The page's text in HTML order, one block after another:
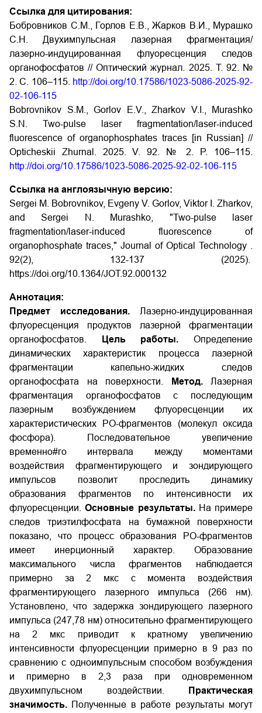
Ссылка для цитирования:
Бобровников С.М., Горлов Е.В., Жарков В.И., Мурашко
С.Н. Двухимпульсная лазерная фрагментация/
лазерно-индуцированная флуоресценция следов
органофосфатов // Оптический журнал. 2025. Т. 92. №
2. С. 106–115. http://doi.org/10.17586/1023-5086-2025-92-
02-106-115
Bobrovnikov S.M., Gorlov E.V., Zharkov V.I., Murashko
S.N. Two-pulse laser fragmentation/laser-induced
fluorescence of organophosphates traces [in Russian] //
Opticheskii Zhurnal. 2025. V. 92. № 2. P. 106–115.
http://doi.org/10.17586/1023-5086-2025-92-02-106-115
Ссылка на англоязычную версию:
Sergei M. Bobrovnikov, Evgeny V. Gorlov, Viktor I. Zharkov,
and Sergei N. Murashko, "Two-pulse laser
fragmentation/laser-induced fluorescence of
organophosphate traces," Journal of Optical Technology .
92(2), 132-137 (2025).
https://doi.org/10.1364/JOT.92.000132
Аннотация:
Предмет исследования. Лазерно-индуцированная
флуоресценция продуктов лазерной фрагментации
органофосфатов.
Цель работы. Определение
динамических характеристик процесса лазерной
фрагментации капельно-жидких следов
органофосфата на поверхности.
Метод.Лазерная
фрагментация органофосфатов с последующим
лазерным возбуждением флуоресценции их
характеристических PO-фрагментов (молекул оксида
фосфора). Последовательное увеличение
временно#го интервала между моментами
воздействия фрагментирующего и зондирующего
импульсов позволит проследить динамику
образования фрагментов по интенсивности их
флуоресценции.Основные результаты.На примере
следов триэтилфосфата на бумажной поверхности
показано, что процесс образования PO-фрагментов
имеет инерционный характер. Образование
максимального числа фрагментов наблюдается
примерно за 2 мкс с момента воздействия
фрагментирующего лазерного импульса (266 нм).
Установлено, что задержка зондирующего лазерного
импульса (247,78 нм) относительно фрагментирующего
на 2 мкс приводит к кратному увеличению
интенсивности флуоресценции примерно в 9 раз по
сравнению с одноимпульсным способом возбуждения
и примерно в 2,3 раза при одновременном
двухимпульсном воздействии.
Практическая
значимость. Полученные в работе результаты могут